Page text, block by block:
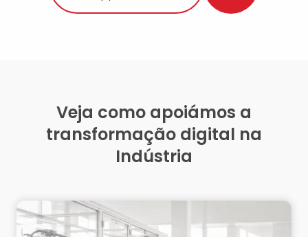
Veja como apoiámos a
transformação digital na
Indústria